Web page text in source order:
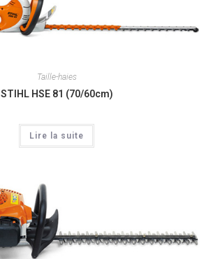
Taille-haies
STIHL HSE 81 (70/60cm)
Lire la suite